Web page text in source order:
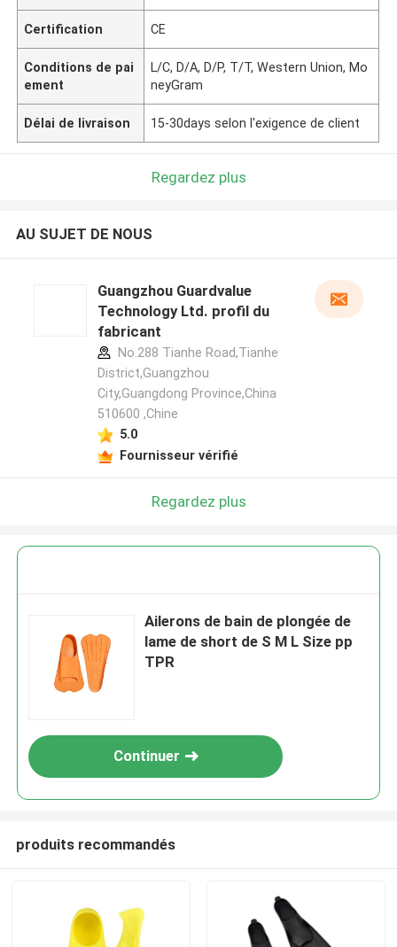
Certification CE
Conditions de pai
ement
L/C, D/A, D/P, T/T, Western Union, Mo
neyGram
Délai de livraison 15-30days selon l'exigence de client
Regardez plus
AU SUJET DE NOUS
Guangzhou Guardvalue
Technology Ltd. profil du
fabricant
No.288 Tianhe Road,Tianhe
District,Guangzhou
City,Guangdong Province,China
510600 ,Chine
5.0
Fournisseur vérifié
Regardez plus
Ailerons de bain de plongée de
lame de short de S M L Size pp
TPR
Continuer
produits recommandés